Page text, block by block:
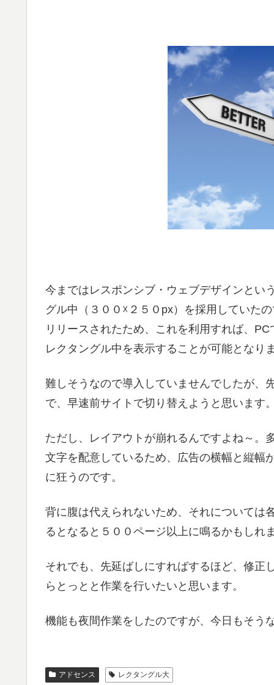
今まではレスポンシブ・ウェブデザインとい
グル中（３００☓２５０px）を採用していた
リリースされたため、これを利用すれば、
レクタングル中を表示することが可能となりま
難しそうなので導入していませんでしたが、
で、早速前サイトで切り替えようと思います。
ただし、レイアウトが崩れるんですよね～。
文字を配意しているため、広告の横幅と縦幅
に狂うのです。
背に腹は代えられないため、それについては
るとなると５００ページ以上に鳴るかもしれ
それでも、先延ばしにすればするほど、修正
らとっとと作業を行いたいと思います。
機能も夜間作業をしたのですが、今日もそう
アドセンス レクタングル大